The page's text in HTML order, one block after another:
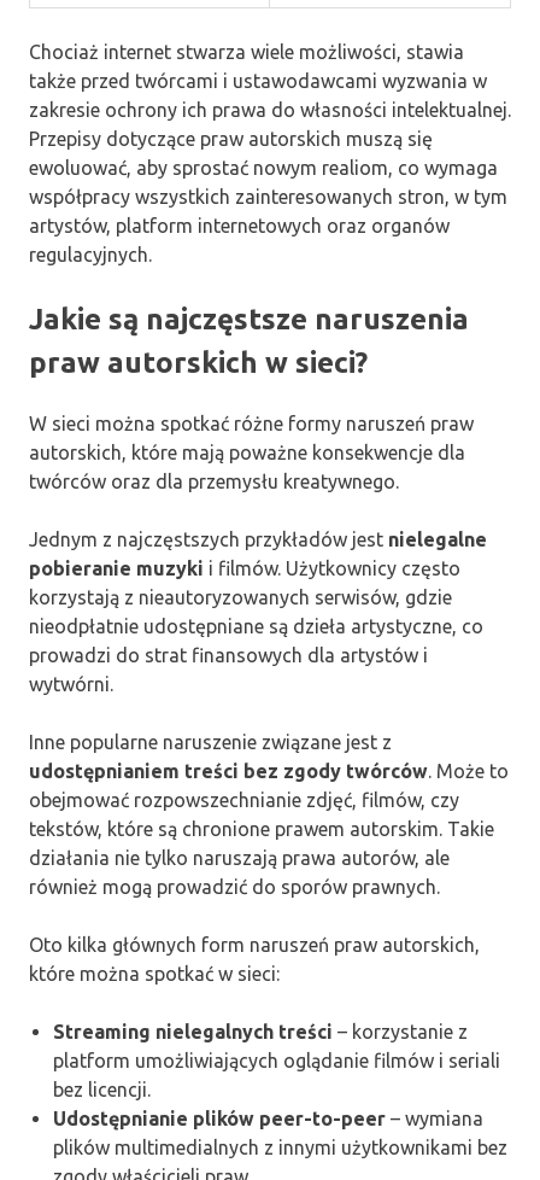
Chociaż internet stwarza wiele możliwości, stawia
także przed twórcami i ustawodawcami wyzwania w
zakresie ochrony ich prawa do własności intelektualnej.
Przepisy dotyczące praw autorskich muszą się
ewoluować, aby sprostać nowym realiom, co wymaga
współpracy wszystkich zainteresowanych stron, w tym
artystów, platform internetowych oraz organów
regulacyjnych.
Jakie są najczęstsze naruszenia
praw autorskich w sieci?
W sieci można spotkać różne formy naruszeń praw
autorskich, które mają poważne konsekwencje dla
twórców oraz dla przemysłu kreatywnego.
Jednym z najczęstszych przykładów jest nielegalne
pobieranie muzyki i filmów. Użytkownicy często
korzystają z nieautoryzowanych serwisów, gdzie
nieodpłatnie udostępniane są dzieła artystyczne, co
prowadzi do strat finansowych dla artystów i
wytwórni.
Inne popularne naruszenie związane jest z
udostępnianiem treści bez zgody twórców . Może to
obejmować rozpowszechnianie zdjęć, filmów, czy
tekstów, które są chronione prawem autorskim. Takie
działania nie tylko naruszają prawa autorów, ale
również mogą prowadzić do sporów prawnych.
Oto kilka głównych form naruszeń praw autorskich,
które można spotkać w sieci:
Streaming nielegalnych treści – korzystanie z
platform umożliwiających oglądanie filmów i seriali
bez licencji.
Udostępnianie plików peer-to-peer – wymiana
plików multimedialnych z innymi użytkownikami bez